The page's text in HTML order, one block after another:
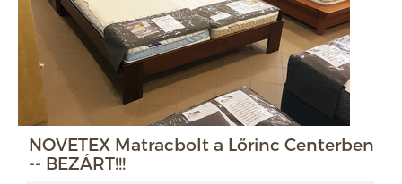
NOVETEX Matracbolt a Lőrinc Centerben
-- BEZÁRT!!!